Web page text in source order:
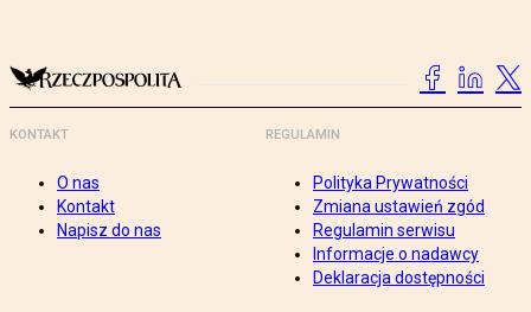
KONTAKT
O nas
Kontakt
Napisz do nas
REGULAMIN
Polityka Prywatności
Zmiana ustawień zgód
Regulamin serwisu
Informacje o nadawcy
Deklaracja dostępności